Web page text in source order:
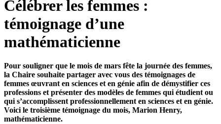
Célébrer les femmes :
témoignage d’une
mathématicienne
Pour souligner que le mois de mars fête la journée des femmes,
la Chaire souhaite partager avec vous des témoignages de
femmes œuvrant en sciences et en génie afin de démystifier ces
professions et présenter des modèles de femmes qui étudient ou
qui s’accomplissent professionnellement en sciences et en génie.
Voici le troisième témoignage du mois, Marion Henry,
mathématicienne.